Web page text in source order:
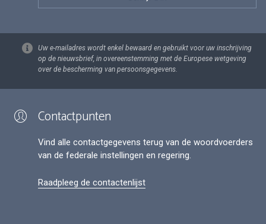
Uw e-mailadres wordt enkel bewaard en gebruikt voor uw inschrijving
op de nieuwsbrief, in overeenstemming met de Europese wetgeving
over de bescherming van persoonsgegevens.
Contactpunten
Vind alle contactgegevens terug van de woordvoerders
van de federale instellingen en regering.
Raadpleeg de contactenlijst